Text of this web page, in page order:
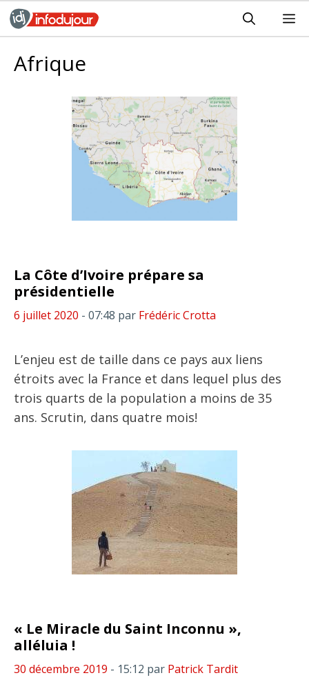
Aller
au
Afrique
La Côte d’Ivoire prépare sa
présidentielle
6 juillet 2020 - 07:48 par Frédéric Crotta
L’enjeu est de taille dans ce pays aux liens
étroits avec la France et dans lequel plus des
trois quarts de la population a moins de 35
ans. Scrutin, dans quatre mois!
« Le Miracle du Saint Inconnu »,
alléluia !
30 décembre 2019 - 15:12 par Patrick Tardit